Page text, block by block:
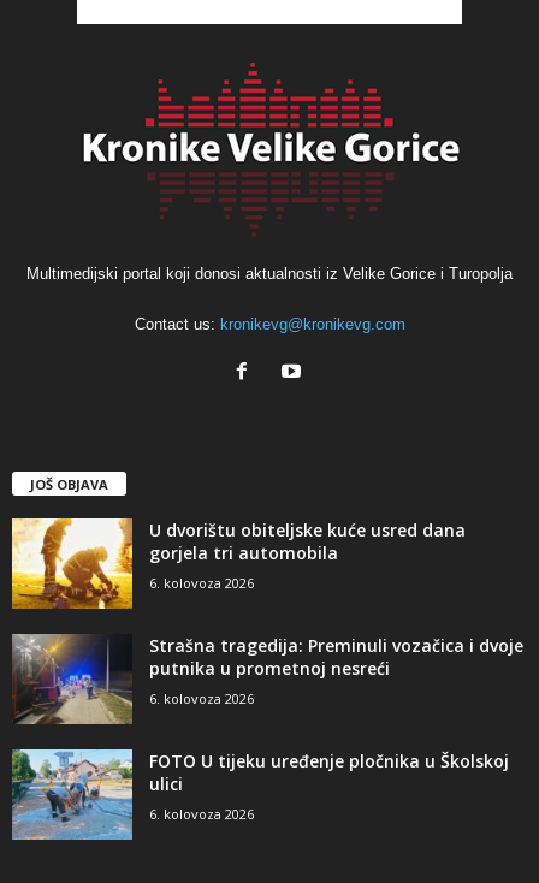
Multimedijski portal koji donosi aktualnosti iz Velike Gorice i Turopolja
Contact us: kronikevg@kronikevg.com
JOŠ OBJAVA
U dvorištu obiteljske kuće usred dana
gorjela tri automobila
6. kolovoza 2026
Strašna tragedija: Preminuli vozačica i dvoje
putnika u prometnoj nesreći
6. kolovoza 2026
FOTO U tijeku uređenje pločnika u Školskoj
ulici
6. kolovoza 2026